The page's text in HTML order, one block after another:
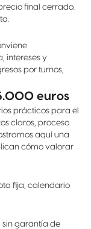
final cerrado.
intereses y
por turnos,
euros
prácticos para el
claros, proceso
aquí una
cómo valorar
fija, calendario
sin garantía de